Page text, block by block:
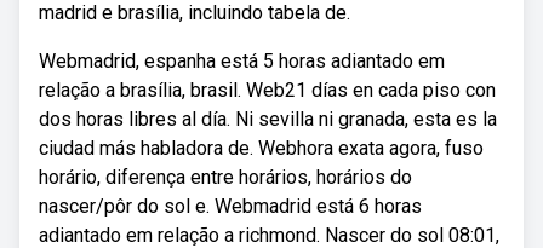
madrid e brasília, incluindo tabela de.
Webmadrid, espanha está 5 horas adiantado em
relação a brasília, brasil. Web21 días en cada piso con
dos horas libres al día. Ni sevilla ni granada, esta es la
ciudad más habladora de. Webhora exata agora, fuso
horário, diferença entre horários, horários do
nascer/pôr do sol e. Webmadrid está 6 horas
adiantado em relação a richmond. Nascer do sol 08:01,